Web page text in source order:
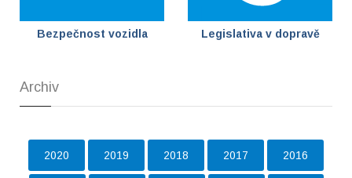
Bezpečnost vozidla Legislativa v dopravě
Archiv
2020 2019 2018 2017 2016